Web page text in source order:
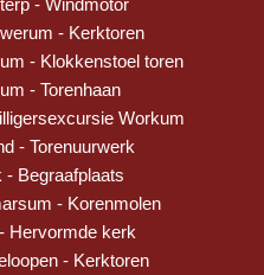
- Windmotor
- Kerktoren
- Klokkenstoel toren
- Torenhaan
Workum
- Torenuurwerk
- Begraafplaats
- Korenmolen
Hervormde kerk
- Kerktoren